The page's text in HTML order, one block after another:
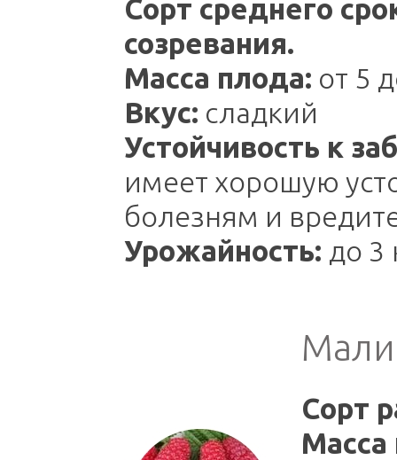
Сорт среднего
созревания.
Масса плода: от 5
Вкус: сладкий
Устойчивость к
имеет хорошую
болезням и
Урожайность: до 3
Сорт
Масса